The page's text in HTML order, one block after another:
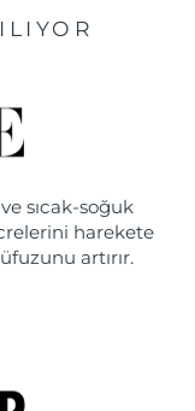
sıcak-soğuk
harekete
artırır.